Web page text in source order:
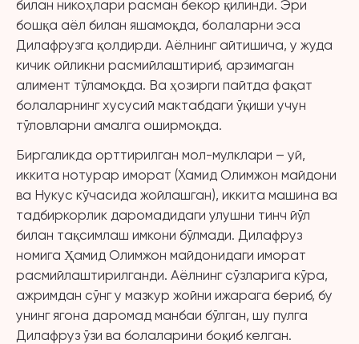
билан никоҳлари расман бекор қилинди. Эри
бошқа аёл билан яшамоқда, болаларни эса
Дилафрузга қолдирди. Аёлнинг айтишича, у жуда
кичик ойликни расмийлаштириб, арзимаган
алимент тўламоқда. Ва ҳозирги пайтда фақат
болаларнинг хусусий мактабдаги ўқиши учун
тўловларни амалга оширмоқда.
Биргаликда орттирилган мол-мулклари – уй,
иккита нотурар иморат (Хамид Олимжон майдони
ва Нукус кўчасида жойлашган), иккита машина ва
тадбиркорлик даромадидаги улушни тинч йўл
билан тақсимлаш имкони бўлмади. Дилафруз
номига Ҳамид Олимжон майдонидаги иморат
расмийлаштирилганди. Аёлнинг сўзларига кўра,
ажримдан сўнг у мазкур жойни ижарага бериб, бу
унинг ягона даромад манбаи бўлган, шу пулга
Дилафруз ўзи ва болаларини боқиб келган.